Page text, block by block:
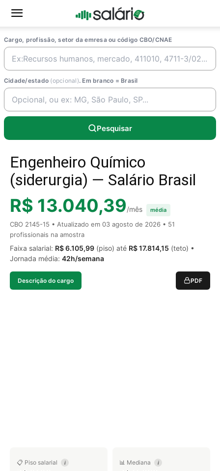
Cargo, profissão, setor da emresa ou código CBO/CNAE
Cidade/estado (opcional). Em branco = Brasil
Pesquisar
Engenheiro Químico
(siderurgia) — Salário Brasil
R$ 13.040,39/mês média
CBO 2145-15 • Atualizado em 03 agosto de 2026 • 51
profissionais na amostra
Faixa salarial: R$ 6.105,99 (piso) até R$ 17.814,15 (teto) •
Jornada média: 42h/semana
Descrição do cargo PDF
📋 Piso salarial i 📊 Mediana i